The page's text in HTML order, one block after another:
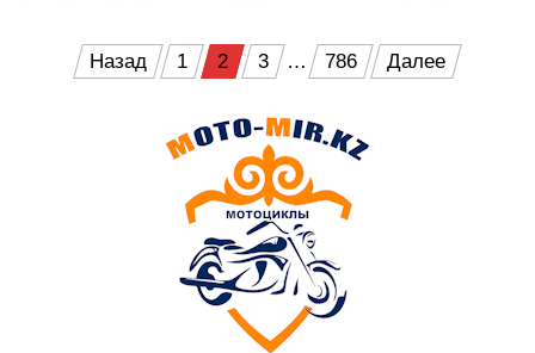
at
s
c
e
tt
er
n
o
kl
a
ss
ni
ki
e
gr
a
m
.R
u
er п
р
Пагинация
Назад 1 2 3 … 786 Далее